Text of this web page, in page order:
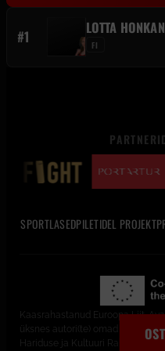
#1 LOTTA
FI
SPORTLASEDPILETIDEL PROJEKT
Kaasrahastanud Euroopa Liit.
üksnes autori(te) omad ega
Hariduse ja Kultuuri